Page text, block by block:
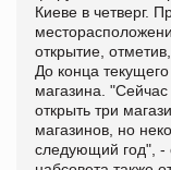
Киеве в четверг.
открытие,
До конца
магазина.
открыть три
магазинов, но
следующий год", -